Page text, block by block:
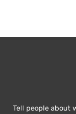
Tell people about